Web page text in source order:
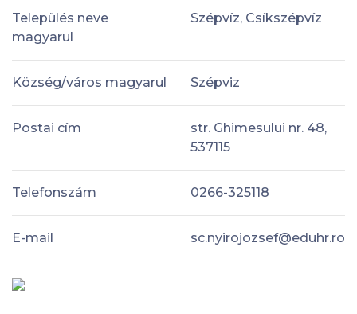
Település neve
magyarul
Szépvíz, Csíkszépvíz
Község/város magyarul Szépviz
Postai cím
str. Ghimesului nr. 48,
537115
Telefonszám 0266-325118
E-mail sc.nyirojozsef@eduhr.ro